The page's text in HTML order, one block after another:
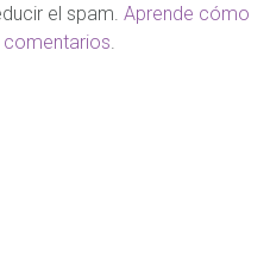
el spam. Aprende cómo